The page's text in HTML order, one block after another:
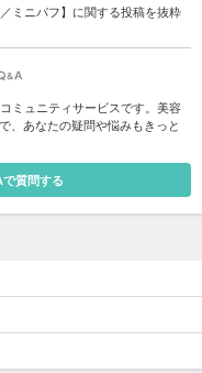
ミニパフ】に関する投稿を抜粋
ミュニティサービスです。美容
、あなたの疑問や悩みもきっと
質問する